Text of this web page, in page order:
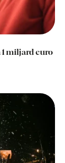
miljard euro